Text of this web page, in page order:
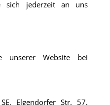
sich jederzeit an uns
unserer Website bei
Elgendorfer Str. 57,